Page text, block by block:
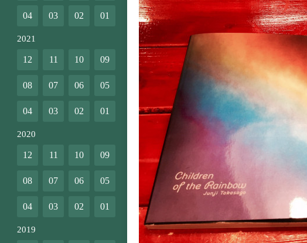
04 03 02 01
2021
12 11 10 09
08 07 06 05
04 03 02 01
2020
12 11 10 09
08 07 06 05
04 03 02 01
2019